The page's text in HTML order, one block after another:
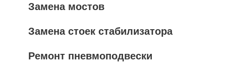
Замена мостов
Замена стоек стабилизатора
Ремонт пневмоподвески